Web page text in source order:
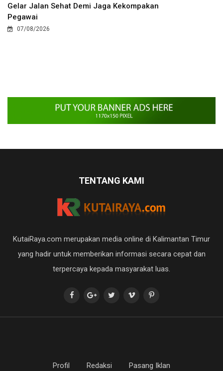
Gelar Jalan Sehat Demi Jaga Kekompakan
Pegawai
07/08/2026
TENTANG KAMI
KutaiRaya.com merupakan media online di Kalimantan Timur
yang hadir untuk memberikan informasi secara cepat dan
terpercaya kepada masyarakat luas.
Profil Redaksi Pasang Iklan